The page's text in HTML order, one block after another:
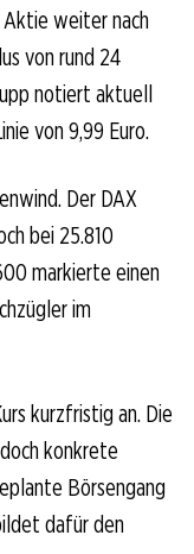
weiter nach
von rund 24
notiert aktuell
von 9,99 Euro.
Der DAX
bei 25.810
markierte einen
im
kurzfristig an. Die
konkrete
Börsengang
dafür den